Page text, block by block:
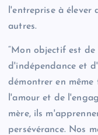
l'entreprise à élever
autres.
“Mon objectif est
d'indépendance et
démontrer en
l'amour et de
mère, ils
persévérance. Nos